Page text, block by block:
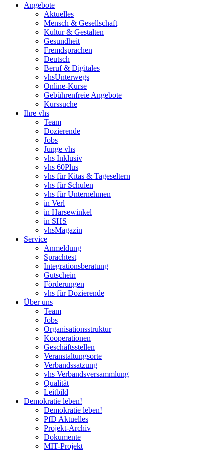
Angebote
Aktuelles
Mensch & Gesellschaft
Kultur & Gestalten
Gesundheit
Fremdsprachen
Deutsch
Beruf & Digitales
vhsUnterwegs
Online-Kurse
Gebührenfreie Angebote
Kurssuche
Ihre vhs
Team
Dozierende
Jobs
Junge vhs
vhs Inklusiv
vhs 60Plus
vhs für Kitas & Tageseltern
vhs für Schulen
vhs für Unternehmen
in Verl
in Harsewinkel
in SHS
vhsMagazin
Service
Anmeldung
Sprachtest
Integrationsberatung
Gutschein
Förderungen
vhs für Dozierende
Über uns
Team
Jobs
Organisationsstruktur
Kooperationen
Geschäftsstellen
Veranstaltungsorte
Verbandssatzung
vhs Verbandsversammlung
Qualität
Leitbild
Demokratie leben!
Demokratie leben!
PfD Aktuelles
Projekt-Archiv
Dokumente
MIT-Projekt